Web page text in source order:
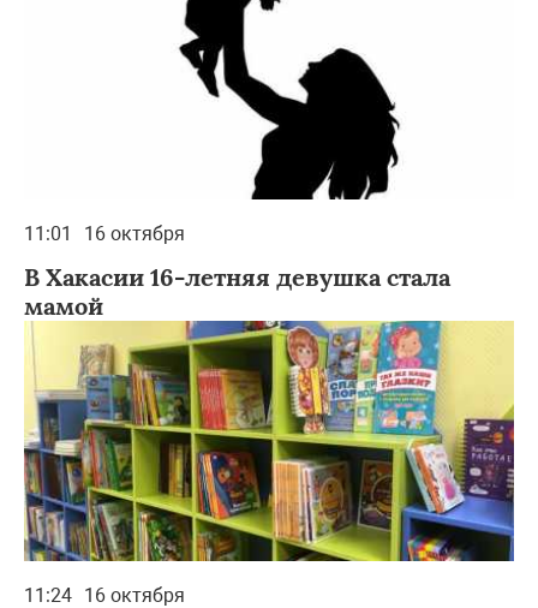
11:01 16 октября
В Хакасии 16-летняя девушка стала
мамой
11:24 16 октября